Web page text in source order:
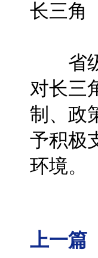
长三角
省级
对长三
制、政
予积极
环境。
上一篇